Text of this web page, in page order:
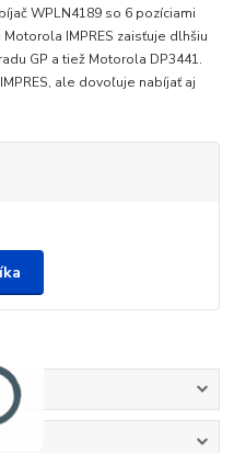
WPLN4189 so 6 pozíciami
IMPRES zaisťuje dlhšiu
GP a tiež Motorola DP3441.
ale dovoľuje nabíjať aj